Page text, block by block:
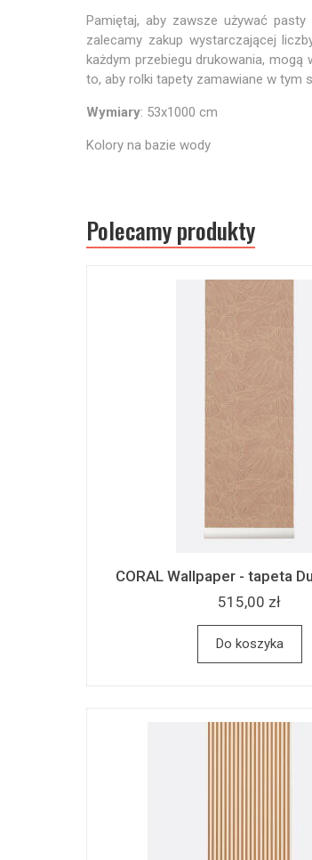
Pamiętaj, aby zawsze używać
zalecamy zakup wystarczającej
każdym przebiegu drukowania,
to, aby rolki tapety zamawiane w tym
Wymiary: 53x1000 cm
Kolory na bazie wody
Polecamy produkty
CORAL Wallpaper - tapeta
515,00 zł
Do koszyka